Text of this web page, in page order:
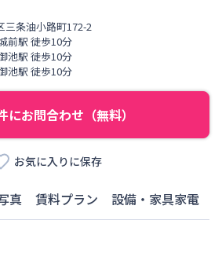
三条油小路町172-2
前駅 徒歩10分
池駅 徒歩10分
池駅 徒歩10分
にお問合わせ（無料）
お気に入りに保存
真 賃料プラン 設備・家具家電